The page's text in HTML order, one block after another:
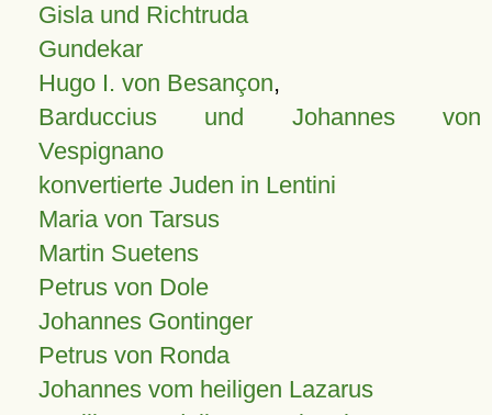
Gisla und Richtruda
Gundekar
Hugo I. von Besançon,
Barduccius und Johannes von
Vespignano
konvertierte Juden in Lentini
Maria von Tarsus
Martin Suetens
Petrus von Dole
Johannes Gontinger
Petrus von Ronda
Johannes vom heiligen Lazarus